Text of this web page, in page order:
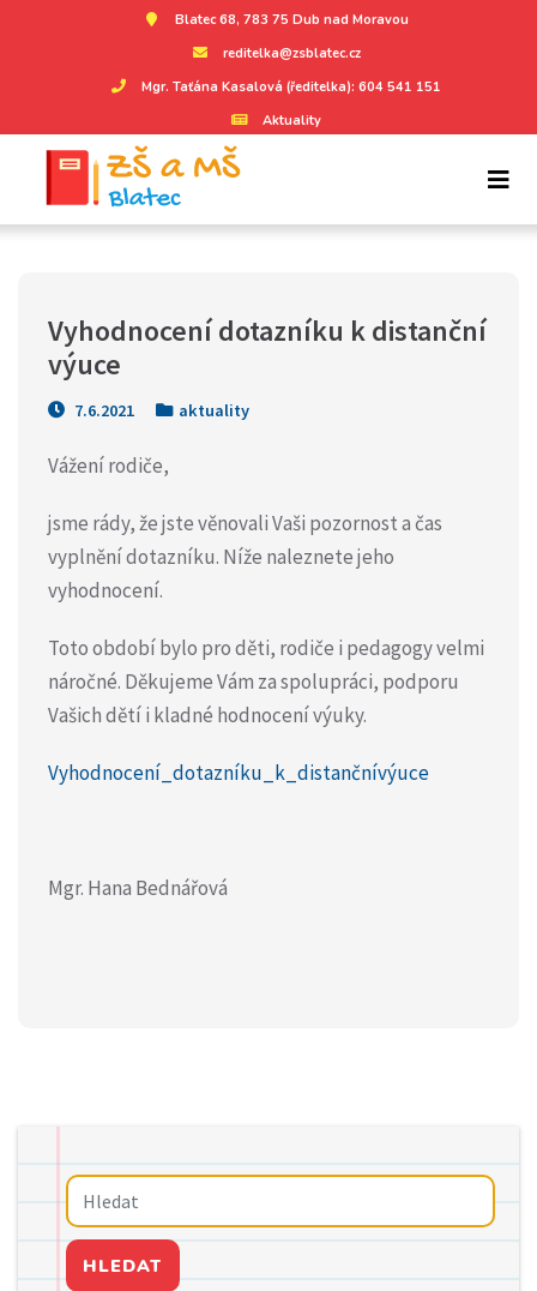
Blatec 68, 783 75 Dub nad Moravou
reditelka@zsblatec.cz
Mgr. Taťána Kasalová (ředitelka): 604 541 151
Aktuality
Vyhodnocení dotazníku k distanční
výuce
7.6.2021 aktuality
Vážení rodiče,
jsme rády, že jste věnovali Vaši pozornost a čas
vyplnění dotazníku. Níže naleznete jeho
vyhodnocení.
Toto období bylo pro děti, rodiče i pedagogy velmi
náročné. Děkujeme Vám za spolupráci, podporu
Vašich dětí i kladné hodnocení výuky.
Vyhodnocení_dotazníku_k_distančnívýuce
Mgr. Hana Bednářová
HLEDAT